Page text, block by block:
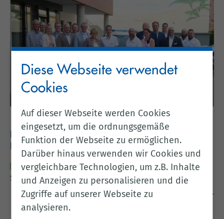
durch Arbeitszeitreduzierung oder Kündigung. Am 24.
August (Montag) lädt die Fachtagung „Pflege im Wandel“
ab 14 Uhr Akteurinnen und Akteure aus der regionalen
Wirtschaft, Wissenschaft, Politik und Pflegepraxis ins
vom Landkreis Cloppenburg, vom Forschungsverbund
4N und der Universität Vechta.
Innenministerin Behrens besucht das Akut-
Einsatzfahrzeug in Cloppenburg
03.08.2026- Niedersachsens Ministerin für Inneres,
Sport und Digitalisierung, Daniela Behrens, besuchte im
Rahmen Ihrer Sommerreise das Akut-Einsatzfahrzeug
(AEF) in Cloppenburg. Bei dem AEF handelt es sich um
ein Rettungsfahrzeug, das mit einem oder einer
weiter
Diese Webseite verwendet
Cookies
Auf dieser Webseite werden Cookies
eingesetzt, um die ordnungsgemäße
Funktion der Webseite zu ermöglichen.
Darüber hinaus verwenden wir Cookies und
vergleichbare Technologien, um z.B. Inhalte
und Anzeigen zu personalisieren und die
Zugriffe auf unserer Webseite zu
analysieren.